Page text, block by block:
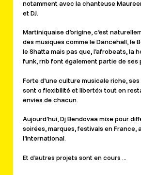
notamment avec la chanteuse
et DJ.
Martiniquaise d’origine, c’est
des musiques comme le Dancehall, le
le Shatta mais pas que, l’afrobeats, la
funk, rnb font également partie de ses
Forte d’une culture musicale riche,
sont « flexibilité et liberté» tout en
envies de chacun.
Aujourd’hui, Dj Bendovaa mixe pour
soirées, marques, festivals en France,
l’international.
Et d’autres projets sont en cours …